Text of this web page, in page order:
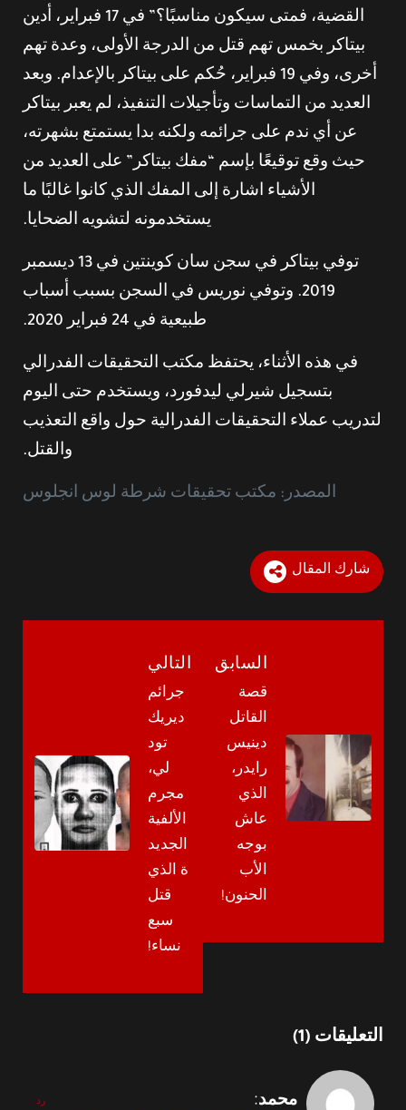
القضية، فمتى سيكون مناسبًا؟” في 17 فبراير، أدين
بيتاكر بخمس تهم قتل من الدرجة الأولى، وعدة تهم
أخرى، وفي 19 فبراير، حُكم على بيتاكر بالإعدام. وبعد
العديد من التماسات وتأجيلات التنفيذ، لم يعبر بيتاكر
عن أي ندم على جرائمه ولكنه بدا يستمتع بشهرته،
حيث وقع توقيعًا بإسم “مفك بيتاكر” على العديد من
الأشياء اشارة إلى المفك الذي كانوا غالبًا ما
يستخدمونه لتشويه الضحايا.
توفي بيتاكر في سجن سان كوينتين في 13 ديسمبر
2019. وتوفي نوريس في السجن بسبب أسباب
طبيعية في 24 فبراير 2020.
في هذه الأثناء، يحتفظ مكتب التحقيقات الفدرالي
بتسجيل شيرلي ليدفورد، ويستخدم حتى اليوم
لتدريب عملاء التحقيقات الفدرالية حول واقع التعذيب
والقتل.
المصدر: مكتب تحقيقات شرطة لوس انجلوس
شارك المقال
السابق
قصة
القاتل
دينيس
رايدر،
الذي
عاش
بوجه
الأب
الحنون!
التالي
جرائم
ديريك
تود
لي،
مجرم
الألفية
الجديد
ة الذي
قتل
سبع
نساء!
التعليقات (1)
محمد:
رد